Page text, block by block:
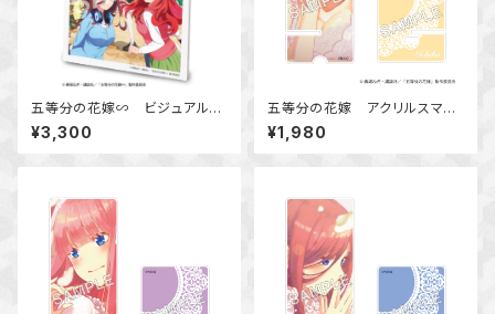
五等分の花嫁∽ ビジュアルア
ートボード
¥3,300
五等分の花嫁 アクリルスマホ
スタンド 中野 一花
¥1,980